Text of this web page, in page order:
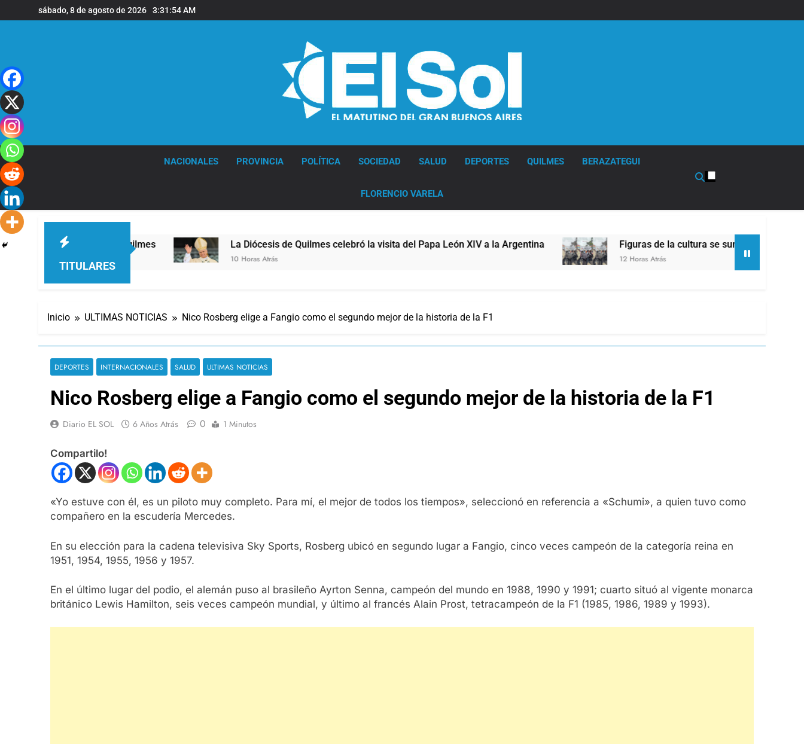
al
sábado, 8 de agosto de 2026 3:31:55 AM
NACIONALES PROVINCIA POLÍTICA SOCIEDAD SALUD DEPORTES QUILMES BERAZATEGUI
FLORENCIO VARELA
TITULARES
en la sede de Quilmes La Diócesis de Quilmes celebró la visita del Papa León XIV a la Argentina
10 Horas Atrás
Figuras de la cultura se sumaron a la marcha
12 Horas Atrás
Inicio ULTIMAS NOTICIAS Nico Rosberg elige a Fangio como el segundo mejor de la historia de la F1
DEPORTES INTERNACIONALES SALUD ULTIMAS NOTICIAS
Nico Rosberg elige a Fangio como el segundo mejor de la historia de la F1
Diario EL SOL 6 Años Atrás 0 1 Minutos
Compartilo!
«Yo estuve con él, es un piloto muy completo. Para mí, el mejor de todos los tiempos», seleccionó en referencia a «Schumi», a quien tuvo como
compañero en la escudería Mercedes.
En su elección para la cadena televisiva Sky Sports, Rosberg ubicó en segundo lugar a Fangio, cinco veces campeón de la categoría reina en
1951, 1954, 1955, 1956 y 1957.
En el último lugar del podio, el alemán puso al brasileño Ayrton Senna, campeón del mundo en 1988, 1990 y 1991; cuarto situó al vigente monarca
británico Lewis Hamilton, seis veces campeón mundial, y último al francés Alain Prost, tetracampeón de la F1 (1985, 1986, 1989 y 1993).